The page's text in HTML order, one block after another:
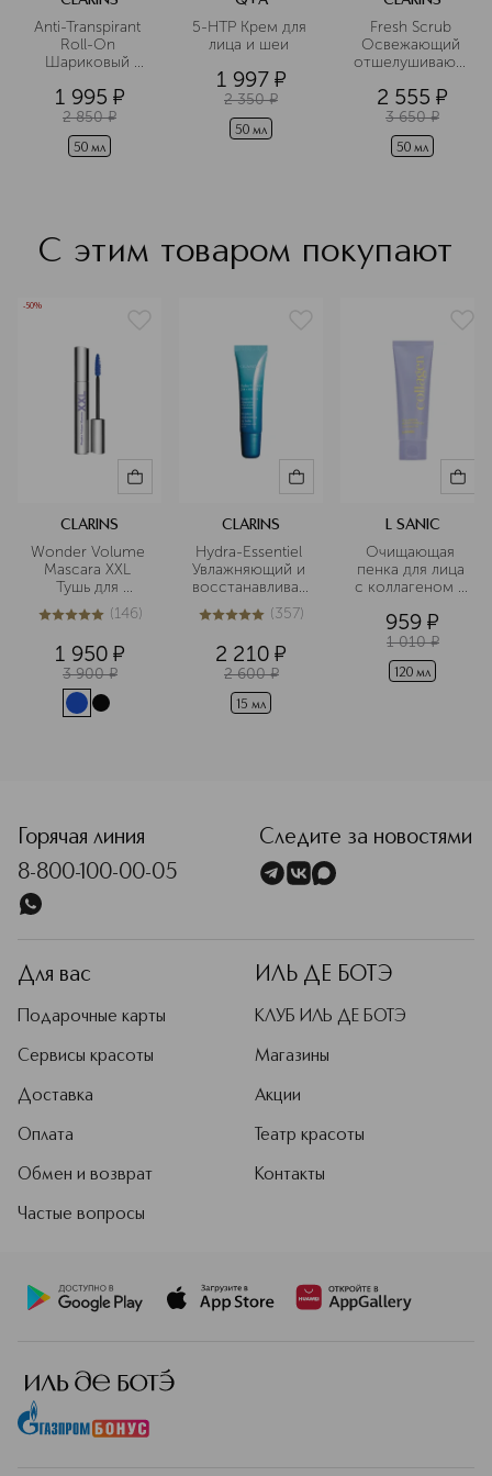
Anti-Transpirant
Roll-On
Шариковый
антиперспирант
для мужчин
1 995 ¤
2 850 ¤
50 мл
5-НТР Крем для
1 997 ¤
2 350 ¤
50 мл
Fresh Scrub
Освежающий
отшелушивающий
2 555 ¤
3 650 ¤
50 мл
С этим товаром покупают
-50%
CLARINS
Wonder Volume
Mascara XXL
Тушь для
максимального
объема ресниц
4.9из5146 (146)
1 950 ¤
3 900 ¤
CLARINS
Hydra-Essentiel
Увлажняющий и
восстанавливающий
бальзам для губ
5из 5357 (357)
2 210 ¤
2 600 ¤
15 мл
L SANIC
Очищающая
пенка для лица
с коллагеном и
комплексом
959 ¤
1 010 ¤
120 мл
Горячая линия
8-800-100-00-05
Следите за новостями
Для вас
Подарочные карты
Сервисы красоты
Доставка
Оплата
Обмен и возврат
Частые вопросы
ИЛЬ ДЕ БОТЭ
КЛУБ ИЛЬ ДЕ БОТЭ
Магазины
Акции
Театр красоты
Контакты